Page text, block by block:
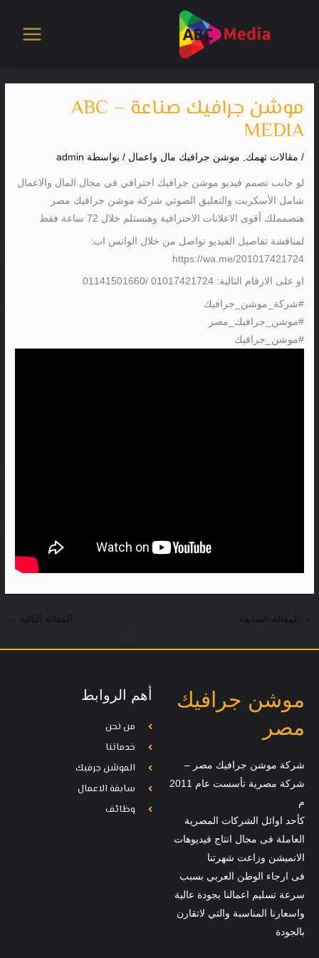
موشن جرافيك صناعة – ABC
MEDIA
/ مقالات تهمك, موشن جرافيك مال واعمال / بواسطة admin
لو حابب تصمم فيديو موشن جرافيك احترافي في مجال المال والاعمال
شامل الأسكربت والتعليق الصوتي شركة موشن جرافيك مصر
هتصمملك أقوى الاعلانات الاحترافية وهتستلم خلال 72 ساعة فقط
لمناقشة تفاصيل الفيديو تواصل من خلال الواتس اب:
https://wa.me/201017421724
او على الارقام التالية: 01017421724 /01141501660
#شركة_موشن_جرافيك
#موشن_جرافيك_مصر
#موشن_جرافيك
→ المقالة السابقة المقالة التالية ←
موشن جرافيك
مصر
شركة موشن جرافيك مصر –
شركة مصرية تأسست عام 2011
م
كأحد اوائل الشركات المصرية
العاملة فى مجال انتاج فيديوهات
الانميشن وزاعت شهرتنا
فى ارجاء الوطن العربي بسبب
سرعة تسليم اعمالنا بجودة عالية
واسعارنا المناسبة والتي لاتقارن
بالجودة
أهم الروابط
من نحن
خدماتنا
الموشن جرفيك
سابقة الاعمال
وظائف